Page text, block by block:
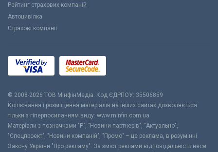
Рейтинг страхових компаній
Автоцивілка
Страхові компанії
© 2008-2026 ТОВ МiнфiнМедiа. Код ЄДРПОУ: 35506859
Копіювання і розміщення матеріалів на інших сайтах дозволяється
тільки з гіперпосиланням виду: www.minfin.com.ua
Матеріали з позначками "Р", "Новини партнерів", "Актуально",
"Спецпроект", "Новини компаній", "Промо" – це реклама, в розумінні
Закону України "Про рекламу". За зміст реклами відповідальність несе